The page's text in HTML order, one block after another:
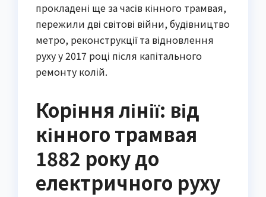
прокладені ще за часів кінного трамвая,
пережили дві світові війни, будівництво
метро, реконструкції та відновлення
руху у 2017 році після капітального
ремонту колій.
Коріння лінії: від
кінного трамвая
1882 року до
електричного руху